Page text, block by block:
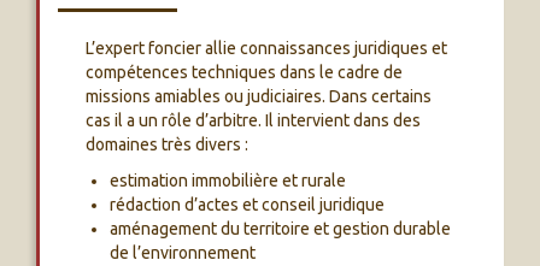
L’expert foncier allie connaissances juridiques et
compétences techniques dans le cadre de
missions amiables ou judiciaires. Dans certains
cas il a un rôle d’arbitre. Il intervient dans des
domaines très divers :
estimation immobilière et rurale
rédaction d’actes et conseil juridique
aménagement du territoire et gestion durable
de l’environnement